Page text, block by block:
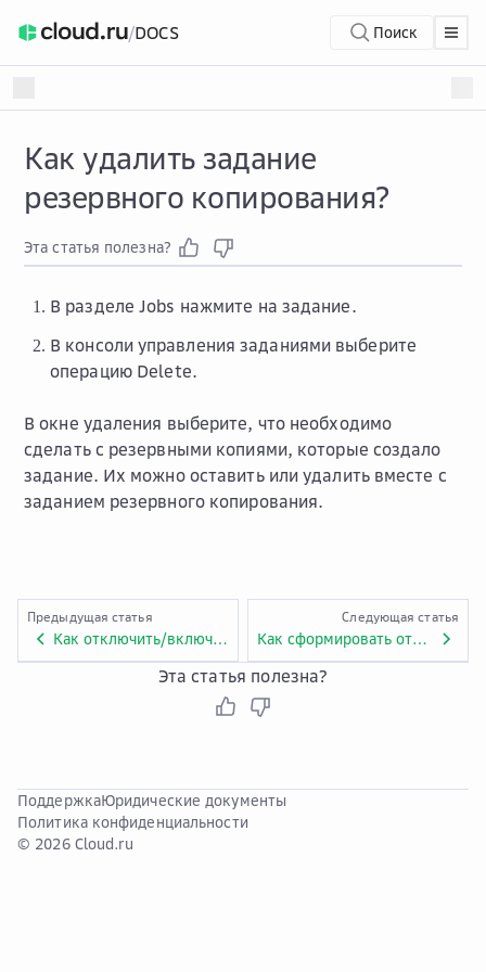
/DOCS Поиск
Как удалить задание
резервного копирования?
Эта статья полезна?
В разделе Jobs нажмите на задание.
В консоли управления заданиями выберите
операцию Delete.
В окне удаления выберите, что необходимо
сделать с резервными копиями, которые создало
задание. Их можно оставить или удалить вместе с
заданием резервного копирования.
Предыдущая статья
Как отключить/включить задание?
Следующая статья
Как сформировать отчет в формате xls?
Эта статья полезна?
ПоддержкаЮридические документы
Политика конфиденциальности
© 2026 Cloud.ru